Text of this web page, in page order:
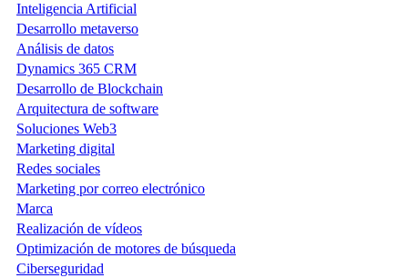
Inteligencia Artificial
Desarrollo metaverso
Análisis de datos
Dynamics 365 CRM
Desarrollo de Blockchain
Arquitectura de software
Soluciones Web3
Marketing digital
Redes sociales
Marketing por correo electrónico
Marca
Realización de vídeos
Optimización de motores de búsqueda
Ciberseguridad